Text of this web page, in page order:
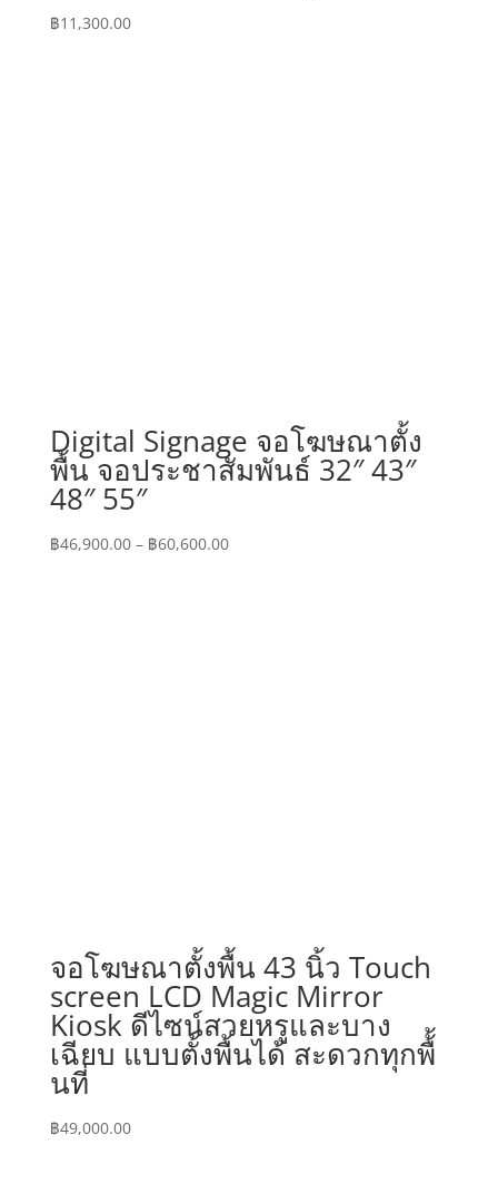
฿11,300.00
Digital Signage จอโฆษณาตั้ง
พื้น จอประชาสัมพันธ์ 32″ 43″
48″ 55″
฿46,900.00 – ฿60,600.00Price
จอโฆษณาตั้งพื้น 43 นิ้ว Touch
screen LCD Magic Mirror
Kiosk ดีไซน์สวยหรูและบาง
เฉียบ แบบตั้งพื้นได้ สะดวกทุกพื้้
นที่
฿49,000.00